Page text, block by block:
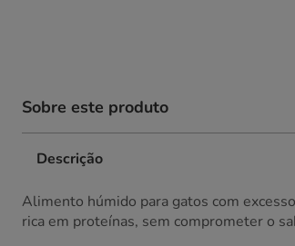
Sobre este produto
Descrição
Alimento húmido para gatos com
rica em proteínas, sem comprometer o